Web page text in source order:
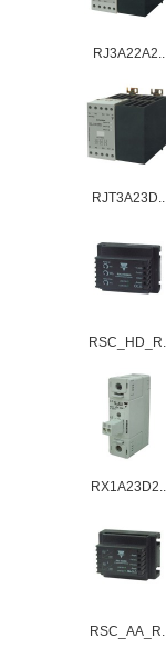
RJ3A22A2...
RJT3A23D...
RSC_HD_R...
RX1A23D2...
RSC_AA_R...